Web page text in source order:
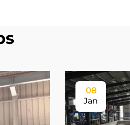
08
Jan